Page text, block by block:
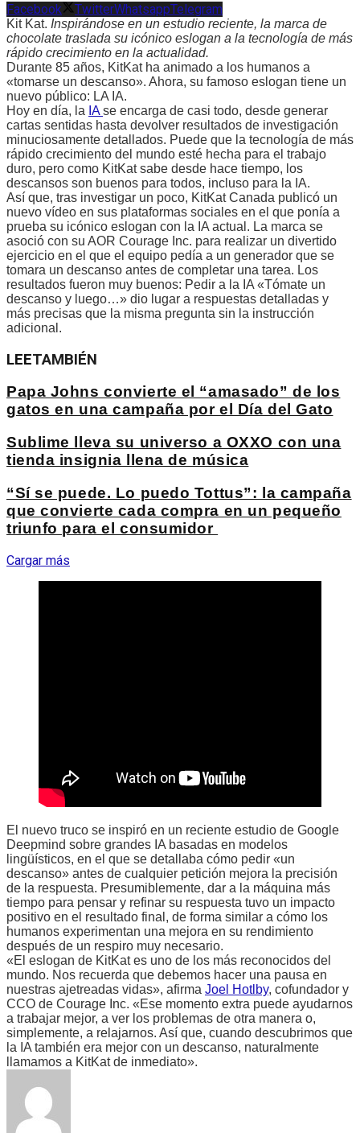
Facebook TwitterWhatsappTelegram
Kit Kat. Inspirándose en un estudio reciente, la marca de
chocolate traslada su icónico eslogan a la tecnología de más
rápido crecimiento en la actualidad.
Durante 85 años, KitKat ha animado a los humanos a
«tomarse un descanso». Ahora, su famoso eslogan tiene un
nuevo público: LA IA.
Hoy en día, la IAse encarga de casi todo, desde generar
cartas sentidas hasta devolver resultados de investigación
minuciosamente detallados. Puede que la tecnología de más
rápido crecimiento del mundo esté hecha para el trabajo
duro, pero como KitKat sabe desde hace tiempo, los
descansos son buenos para todos, incluso para la IA.
Así que, tras investigar un poco, KitKat Canada publicó un
nuevo vídeo en sus plataformas sociales en el que ponía a
prueba su icónico eslogan con la IA actual. La marca se
asoció con su AOR Courage Inc. para realizar un divertido
ejercicio en el que el equipo pedía a un generador que se
tomara un descanso antes de completar una tarea. Los
resultados fueron muy buenos: Pedir a la IA «Tómate un
descanso y luego…» dio lugar a respuestas detalladas y
más precisas que la misma pregunta sin la instrucción
adicional.
LEETAMBIÉN
Papa Johns convierte el “amasado” de los
gatos en una campaña por el Día del Gato
Sublime lleva su universo a OXXO con una
tienda insignia llena de música
“Sí se puede. Lo puedo Tottus”: la campaña
que convierte cada compra en un pequeño
triunfo para el consumidor
Cargar más
El nuevo truco se inspiró en un reciente estudio de Google
Deepmind sobre grandes IA basadas en modelos
lingüísticos, en el que se detallaba cómo pedir «un
descanso» antes de cualquier petición mejora la precisión
de la respuesta. Presumiblemente, dar a la máquina más
tiempo para pensar y refinar su respuesta tuvo un impacto
positivo en el resultado final, de forma similar a cómo los
humanos experimentan una mejora en su rendimiento
después de un respiro muy necesario.
«El eslogan de KitKat es uno de los más reconocidos del
mundo. Nos recuerda que debemos hacer una pausa en
nuestras ajetreadas vidas», afirma Joel Hotlby, cofundador y
CCO de Courage Inc. «Ese momento extra puede ayudarnos
a trabajar mejor, a ver los problemas de otra manera o,
simplemente, a relajarnos. Así que, cuando descubrimos que
la IA también era mejor con un descanso, naturalmente
llamamos a KitKat de inmediato».